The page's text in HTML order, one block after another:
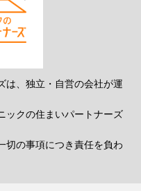
は、独立・自営の会社が運
ックの住まいパートナーズ
切の事項につき責任を負わ